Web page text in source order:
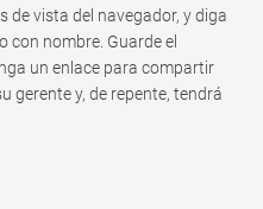
de vista del navegador, y diga
con nombre. Guarde el
un enlace para compartir
gerente y, de repente, tendrá